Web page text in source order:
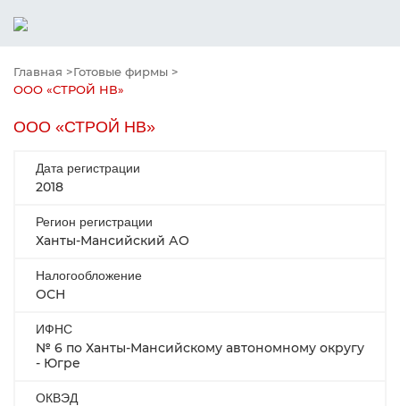
Главная >Готовые фирмы >
ООО «СТРОЙ НВ»
ООО «СТРОЙ НВ»
Дата регистрации
2018
Регион регистрации
Ханты-Мансийский АО
Налогообложение
ОСН
ИФНС
№ 6 по Ханты-Мансийскому автономному округу
- Югре
ОКВЭД